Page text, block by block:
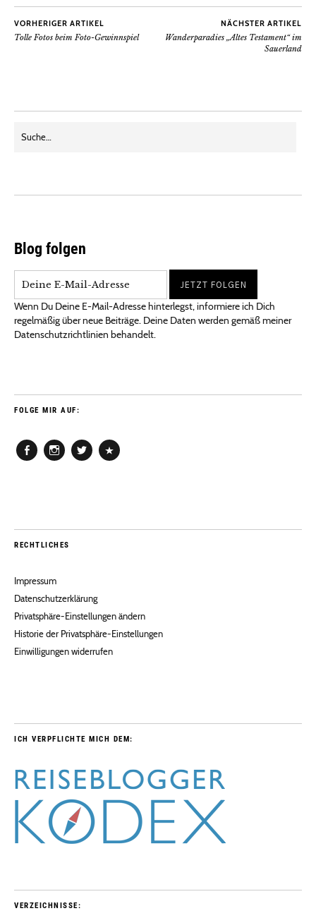
VORHERIGER ARTIKEL
Tolle Fotos beim Foto-Gewinnspiel
NÄCHSTER ARTIKEL
Wanderparadies „Altes Testament“ im
Sauerland
Blog folgen
Wenn Du Deine E-Mail-Adresse hinterlegst, informiere ich Dich
regelmäßig über neue Beiträge. Deine Daten werden gemäß meiner
Datenschutzrichtlinien behandelt.
FOLGE MIR AUF:
RECHTLICHES
Impressum
Datenschutzerklärung
Privatsphäre-Einstellungen ändern
Historie der Privatsphäre-Einstellungen
Einwilligungen widerrufen
ICH VERPFLICHTE MICH DEM:
VERZEICHNISSE: